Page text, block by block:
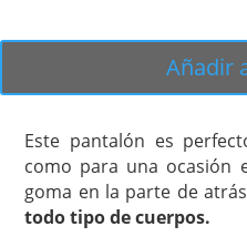
Añadir
Este pantalón es
como para una ocasión
goma en la parte de
todo tipo de cuerpos.